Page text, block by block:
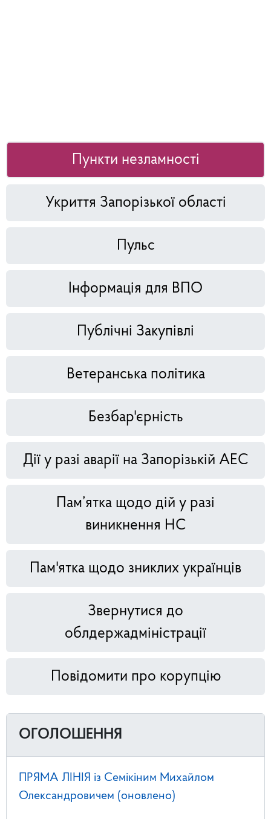
Пункти незламності
Укриття Запорізької області
Пульс
Інформація для ВПО
Публічні Закупівлі
Ветеранська політика
Безбар'єрність
Дії у разі аварії на Запорізькій АЕС
Пам’ятка щодо дій у разі
виникнення НС
Пам'ятка щодо зниклих українців
Звернутися до
облдержадміністрації
Повідомити про корупцію
ОГОЛОШЕННЯ
ПРЯМА ЛІНІЯ із Семікіним Михайлом
Олександровичем (оновлено)